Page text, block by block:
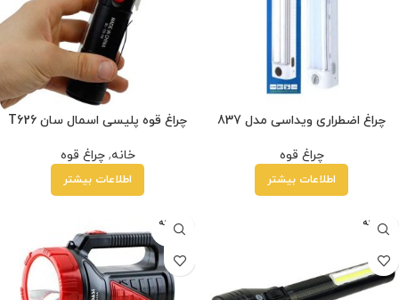
چراغ اضطراری ویداسی مدل 837
چراغ قوه
اطلاعات بیشتر
چراغ قوه پلیسی اسمال سان T626
خانه,چراغ قوه
اطلاعات بیشتر
فروخته
شده
فروخته
شده